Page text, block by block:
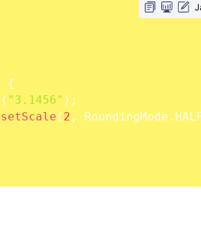
{
( "3.1456" ) ;
setScale ( 2 , RoundingMode .